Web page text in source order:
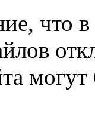
что в